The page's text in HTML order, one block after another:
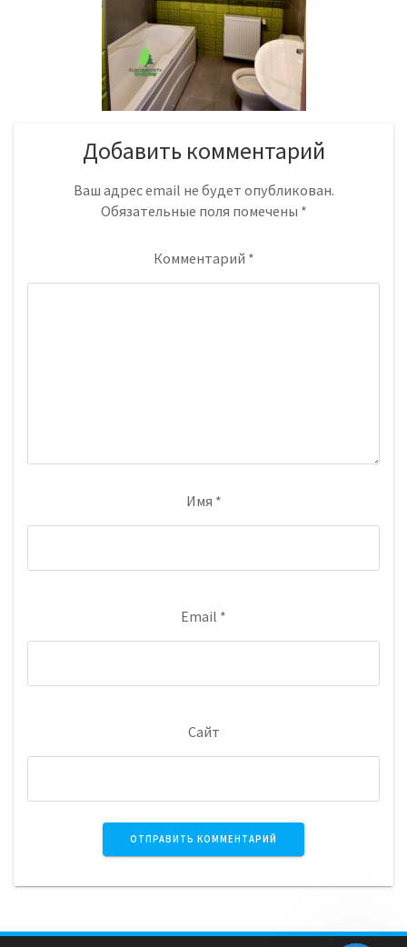
Добавить комментарий
Ваш адрес email не будет опубликован.
Обязательные поля помечены *
Комментарий *
Имя *
Email *
Сайт